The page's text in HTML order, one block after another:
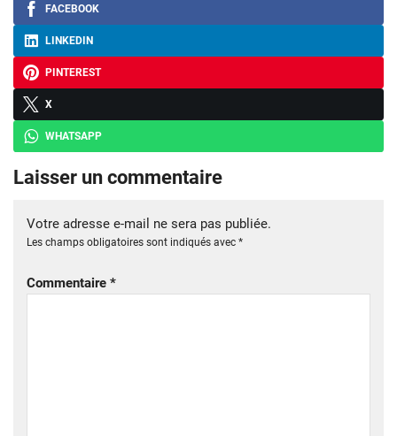
FACEBOOK
LINKEDIN
PINTEREST
X
WHATSAPP
Laisser un commentaire
Votre adresse e-mail ne sera pas publiée.
Les champs obligatoires sont indiqués avec *
Commentaire *